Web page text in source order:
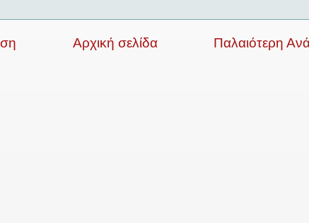
Παλαιότερη
Αρχική σελίδα